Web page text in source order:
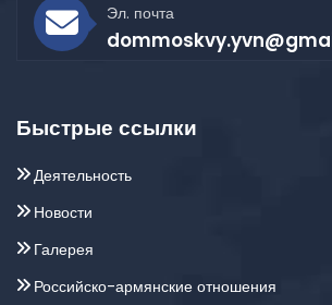
Эл. почта
Быстрые ссылки
Деятельность
Новости
Галерея
Российско-армянские отношения